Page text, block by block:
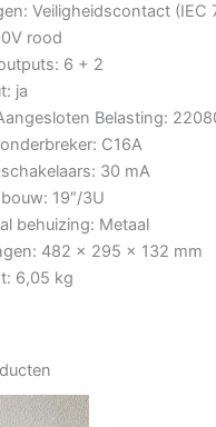
Veiligheidscontact (IEC
rood
6 + 2
ja
Belasting:
C16A
30 mA
19″/3U
behuizing: Metaal
482 x 295 x 132 mm
6,05 kg